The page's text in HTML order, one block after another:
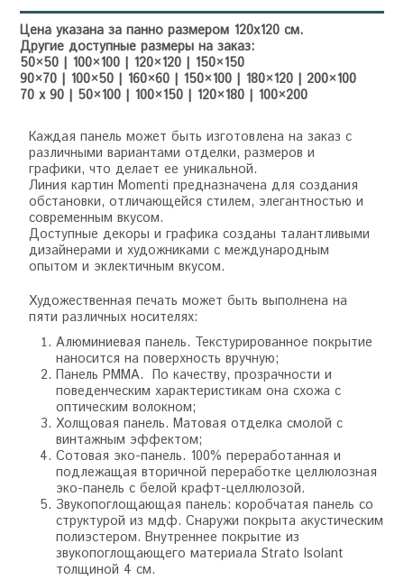
Цена указана за панно размером 120х120 см.
Другие доступные размеры на заказ:
50×50 | 100×100 | 120×120 | 150×150
90×70 | 100×50 | 160×60 | 150×100 | 180×120 | 200×100
70 x 90 | 50×100 | 100×150 | 120×180 | 100×200
Каждая панель может быть изготовлена на заказ с
различными вариантами отделки, размеров и
графики, что делает ее уникальной.
Линия картин Momenti предназначена для создания
обстановки, отличающейся стилем, элегантностью и
современным вкусом.
Доступные декоры и графика созданы талантливыми
дизайнерами и художниками с международным
опытом и эклектичным вкусом.
Художественная печать может быть выполнена на
пяти различных носителях:
Алюминиевая панель. Текстурированное покрытие
наносится на поверхность вручную;
Панель PMMA. По качеству, прозрачности и
поведенческим характеристикам она схожа с
оптическим волокном;
Холщовая панель. Матовая отделка смолой с
винтажным эффектом;
Сотовая эко-панель. 100% переработанная и
подлежащая вторичной переработке целлюлозная
эко-панель с белой крафт-целлюлозой.
Звукопоглощающая панель: коробчатая панель со
структурой из мдф. Снаружи покрыта акустическим
полиэстером. Внутреннее покрытие из
звукопоглощающего материала Strato Isolant
толщиной 4 см.